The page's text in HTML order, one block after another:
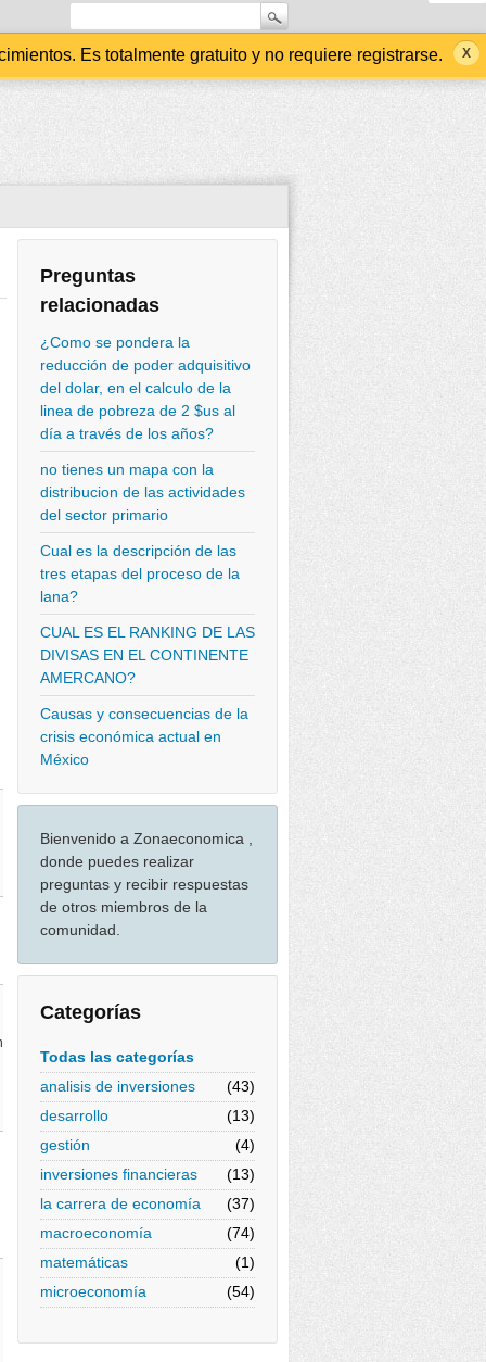
Es totalmente gratuito y no requiere registrarse.
Preguntas
relacionadas
¿Como se pondera la
reducción de poder adquisitivo
del dolar, en el calculo de la
linea de pobreza de 2 $us al
día a través de los años?
no tienes un mapa con la
distribucion de las actividades
del sector primario
Cual es la descripción de las
tres etapas del proceso de la
lana?
CUAL ES EL RANKING DE LAS
DIVISAS EN EL CONTINENTE
AMERCANO?
Causas y consecuencias de la
crisis económica actual en
México
Bienvenido a Zonaeconomica ,
donde puedes realizar
preguntas y recibir respuestas
de otros miembros de la
comunidad.
Categorías
Todas las categorías
analisis de inversiones
(43)
desarrollo
(13)
gestión
(4)
inversiones financieras
(13)
la carrera de economía
(37)
macroeconomía
(74)
matemáticas
(1)
microeconomía
(54)